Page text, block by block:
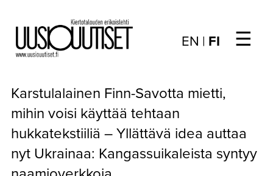
Choose
kieli:
EN | FI ☰
ARTIKKELIT
KIRJAUTUMINEN
ARKISTO
Karstulalainen Finn-Savotta mietti,
mihin voisi käyttää tehtaan
hukkatekstiiliä – Yllättävä idea auttaa
nyt Ukrainaa: Kangassuikaleista syntyy